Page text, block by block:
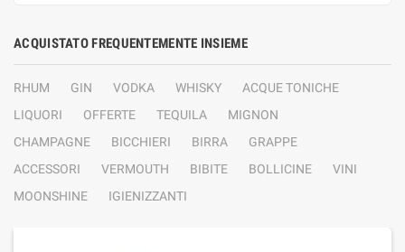
ACQUISTATO FREQUENTEMENTE INSIEME
RHUM GIN VODKA WHISKY
ACQUE TONICHE
LIQUORI
OFFERTE TEQUILA
MIGNON
CHAMPAGNE
BICCHIERI BIRRA
GRAPPE
ACCESSORI
VERMOUTH BIBITE BOLLICINE
VINI
MOONSHINE
IGIENIZZANTI